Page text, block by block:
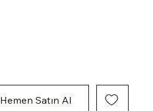
Hemen Satın Al